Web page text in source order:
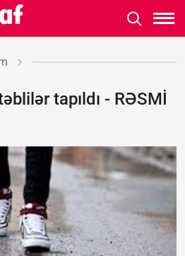
tapıldı - RƏSMİ